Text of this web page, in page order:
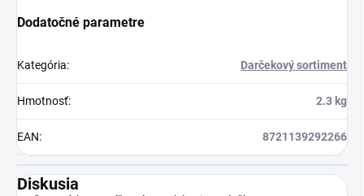
Dodatočné parametre
Kategória: Darčekový sortiment
Hmotnosť: 2.3 kg
EAN: 8721139292266
Diskusia